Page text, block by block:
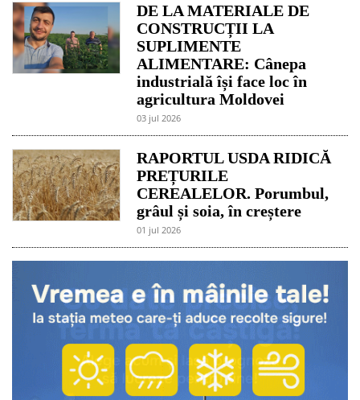
DE LA MATERIALE DE
CONSTRUCȚII LA
SUPLIMENTE
ALIMENTARE: Cânepa
industrială își face loc în
agricultura Moldovei
03 jul 2026
RAPORTUL USDA RIDICĂ
PREȚURILE
CEREALELOR. Porumbul,
grâul și soia, în creștere
01 jul 2026